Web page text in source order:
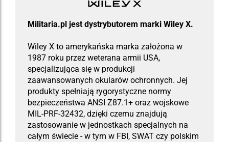
Militaria.pl jest dystrybutorem marki Wiley X.
Wiley X to amerykańska marka założona w
1987 roku przez weterana armii USA,
specjalizująca się w produkcji
zaawansowanych okularów ochronnych. Jej
produkty spełniają rygorystyczne normy
bezpieczeństwa ANSI Z87.1+ oraz wojskowe
MIL-PRF-32432, dzięki czemu znajdują
zastosowanie w jednostkach specjalnych na
całym świecie - w tym w FBI, SWAT czy polskim